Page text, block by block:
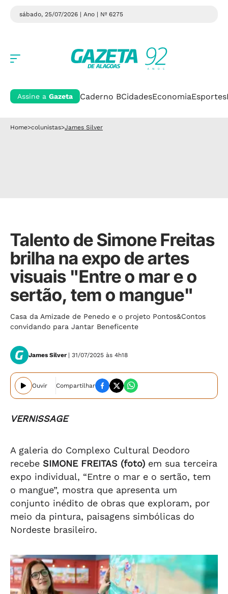
sábado, 25/07/2026 | Ano | Nº 6275
Assine a Gazeta Caderno BCidadesEconomiaEsportes
Home>colunistas>James Silver
Talento de Simone Freitas
brilha na expo de artes
visuais "Entre o mar e o
sertão, tem o mangue"
Casa da Amizade de Penedo e o projeto Pontos&Contos
convidando para Jantar Beneficente
James Silver | 31/07/2025 às 4h18
Ouvir Compartilhar
VERNISSAGE
A galeria do Complexo Cultural Deodoro
recebe SIMONE FREITAS (foto) em sua terceira
expo individual, “Entre o mar e o sertão, tem
o mangue”, mostra que apresenta um
conjunto inédito de obras que exploram, por
meio da pintura, paisagens simbólicas do
Nordeste brasileiro.